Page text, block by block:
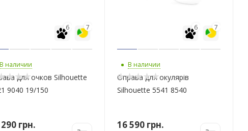
7
6
В наличии
для очков Silhouette
9040 19/150
грн.
7
6
В наличии
Оправа для окулярів
Silhouette 5541 8540
16 590 грн.